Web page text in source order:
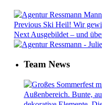
Previous Ski Heil! Wir
Next Ausgebildet – und
Team News